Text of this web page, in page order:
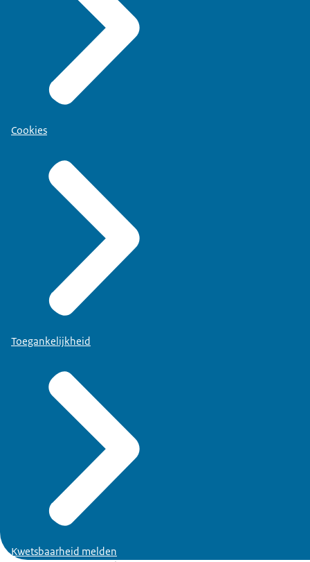
Cookies
Toegankelijkheid
Kwetsbaarheid melden